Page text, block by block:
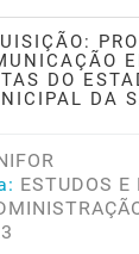
DO
DA
ESTUDOS E